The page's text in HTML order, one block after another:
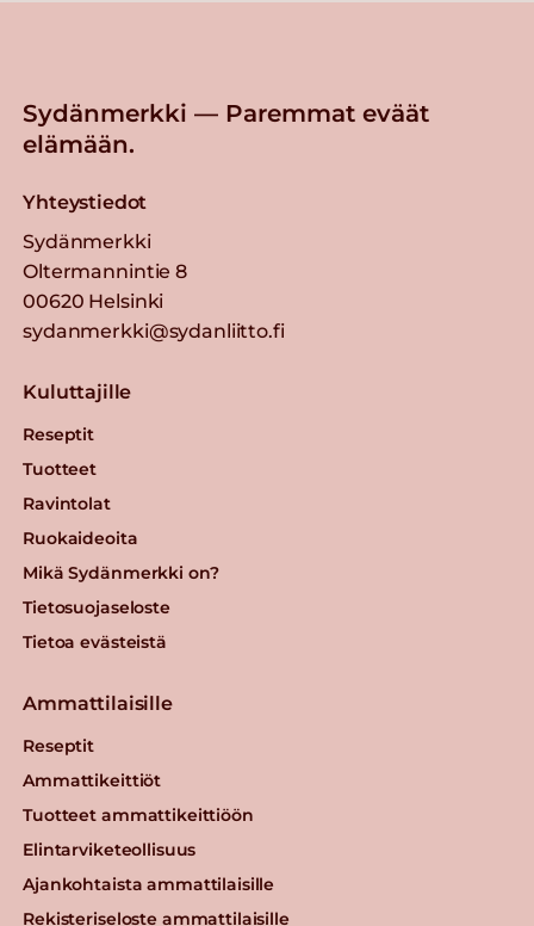
Sydänmerkki — Paremmat eväät
elämään.
Yhteystiedot
Sydänmerkki
Oltermannintie 8
00620 Helsinki
sydanmerkki@sydanliitto.fi
Kuluttajille
Reseptit
Tuotteet
Ravintolat
Ruokaideoita
Mikä Sydänmerkki on?
Tietosuojaseloste
Tietoa evästeistä
Ammattilaisille
Reseptit
Ammattikeittiöt
Tuotteet ammattikeittiöön
Elintarviketeollisuus
Ajankohtaista ammattilaisille
Rekisteriseloste ammattilaisille